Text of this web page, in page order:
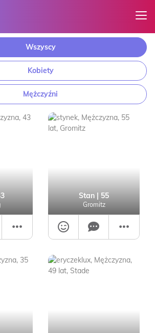
Wszyscy
Kobiety
Mężczyźni
Stan | 55
Gromitz